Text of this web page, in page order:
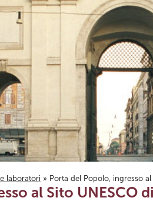
laboratori » Porta del Popolo, ingresso al
al Sito UNESCO